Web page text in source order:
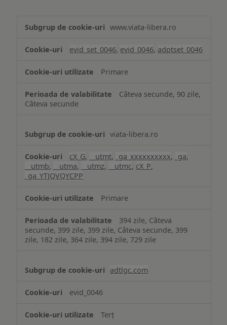
www.viata-libera.ro
evid_set_0046, evid_0046, adptset_0046
Primare
Câteva secunde, 90 zile,
Câteva secunde
viata-libera.ro
cX_G, __utmt, _ga_xxxxxxxxxx, _ga,
__utmb, __utma, __utmz, __utmc, cX_P,
_ga_YTJQVQYCPP
Primare
394 zile, Câteva
secunde, 399 zile, 399 zile, Câteva secunde, 399
zile, 182 zile, 364 zile, 394 zile, 729 zile
adtlgc.com
evid_0046
Terț